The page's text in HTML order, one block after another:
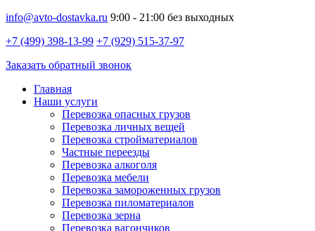
info@avto-dostavka.ru 9:00 - 21:00 без выходных
+7 (499) 398-13-99 +7 (929) 515-37-97
Заказать обратный звонок
Главная
Наши услуги
Перевозка опасных грузов
Перевозка личных вещей
Перевозка стройматериалов
Частные переезды
Перевозка алкоголя
Перевозка мебели
Перевозка замороженных грузов
Перевозка пиломатериалов
Перевозка зерна
Перевозка вагончиков